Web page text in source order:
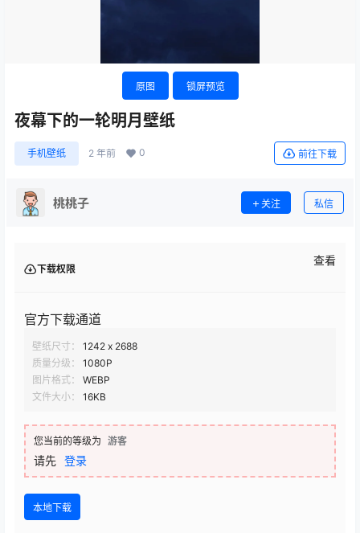
原图 锁屏预览
夜幕下的一轮明月壁纸
手机壁纸 2 年前 0 前往下载
桃桃子 关注 私信
下载权限
查看
官方下载通道
壁纸尺寸：
1242 x 2688
质量分级：
1080P
图片格式：
WEBP
文件大小：
16KB
您当前的等级为 游客
请先 登录
本地下载